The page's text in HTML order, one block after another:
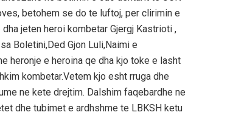
betohem se do te luftoj, per clirimin e
jeten heroi kombetar Gjergj Kastrioti ,
Boletini,Ded Gjon Luli,Naimi e
heronje e heroina qe dha kjo toke e lasht
kombetar.Vetem kjo esht rruga dhe
ne kete drejtim. Dalshim faqebardhe ne
dhe tubimet e ardhshme te LBKSH ketu